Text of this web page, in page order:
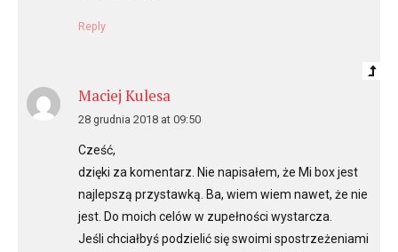
Reply
Maciej Kulesa
28 grudnia 2018 at 09:50
Cześć,
dzięki za komentarz. Nie napisałem, że Mi box jest
najlepszą przystawką. Ba, wiem wiem nawet, że nie
jest. Do moich celów w zupełności wystarcza.
Jeśli chciałbyś podzielić się swoimi spostrzeżeniami